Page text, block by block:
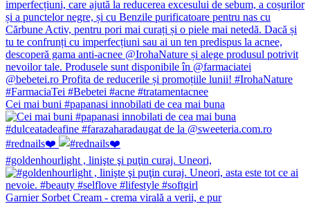
Cei mai buni #papanasi innobilati de cea mai buna
#rednails❤️
#goldenhourlight , linişte şi puţin curaj. Uneori,
Garnier Sorbet Cream - crema virală a verii, e pur